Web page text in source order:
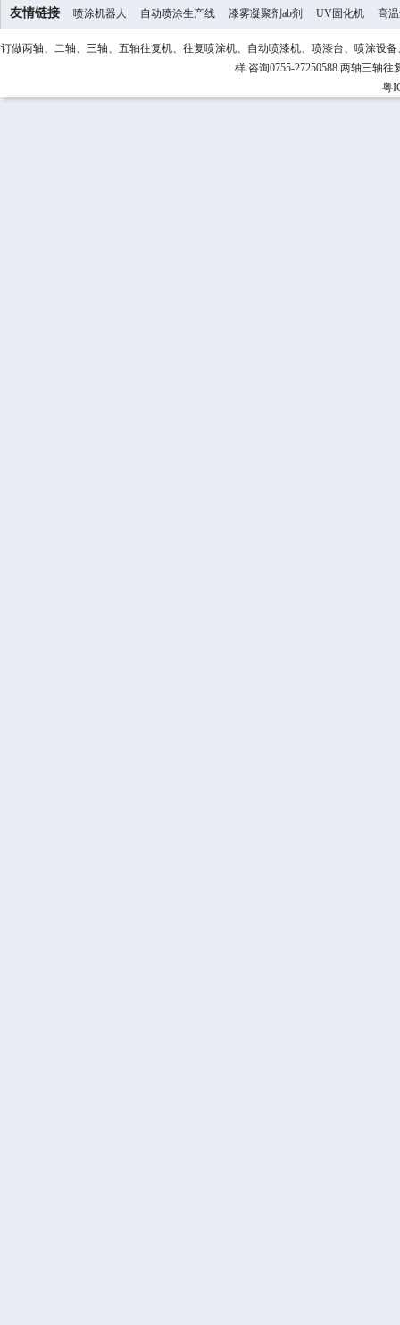
友情链接 喷涂机器人 自动喷涂生产线 漆雾凝聚剂ab剂 UV固化机 高
订做两轴、二轴、三轴、五轴往复机、往复喷涂机、自动喷漆机、喷漆台、喷涂设
样.咨询0755-27250588.两轴三轴
粤